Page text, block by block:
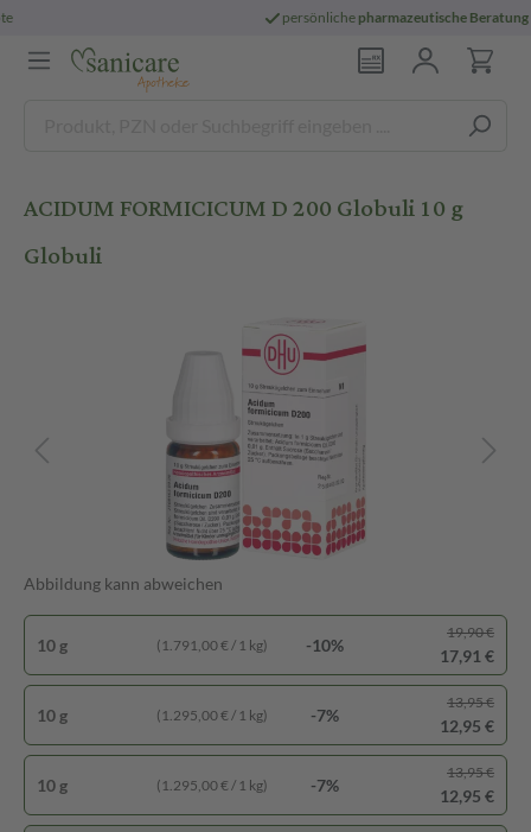
versandkostenfreiab 29 € und für
ACIDUM FORMICICUM D 200 Globuli 10 g
Globuli
Abbildung kann abweichen
10 g (1.791,00 € / 1 kg) -10%
19,90 €
17,91 €
10 g (1.295,00 € / 1 kg) -7%
13,95 €
12,95 €
10 g (1.295,00 € / 1 kg) -7%
13,95 €
12,95 €